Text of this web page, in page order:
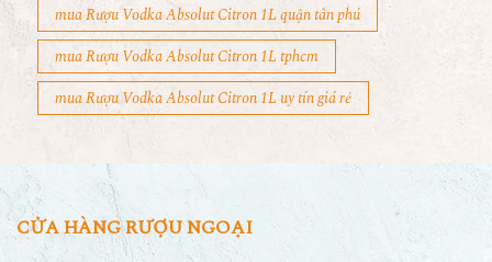
mua Rượu Vodka Absolut Citron 1L quận tân phú
mua Rượu Vodka Absolut Citron 1L tphcm
mua Rượu Vodka Absolut Citron 1L uy tín giá rẻ
CỬA HÀNG RƯỢU NGOẠI